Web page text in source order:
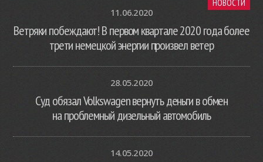
НОВОСТИ
11.06.2020
Ветряки побеждают! В первом квартале 2020 года более
трети немецкой энергии произвел ветер
28.05.2020
Суд обязал Volkswagen вернуть деньги в обмен
на проблемный дизельный автомобиль
14.05.2020